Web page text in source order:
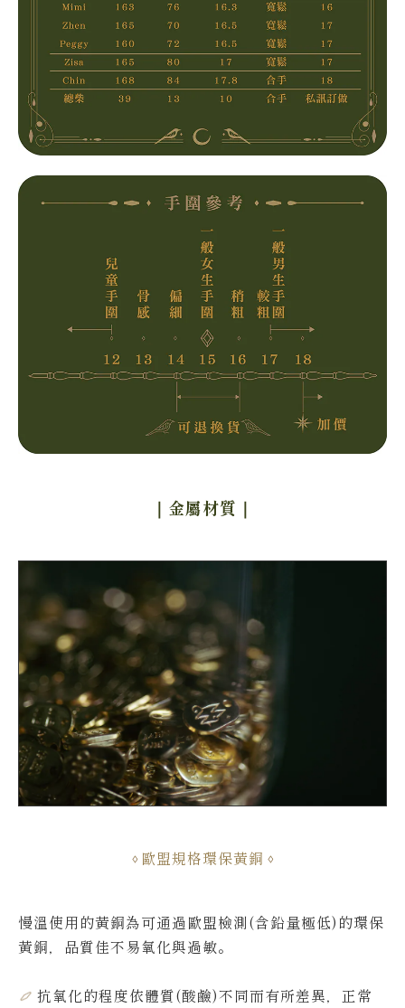
｜金屬材質 ｜
歐盟規格環保黃銅
慢溫使用的黃銅為可通過歐盟檢測(含鉛量極低)的環保
黃銅，品質佳不易氧化與過敏。
抗氧化的程度依體質(酸鹼)不同而有所差異， 正常